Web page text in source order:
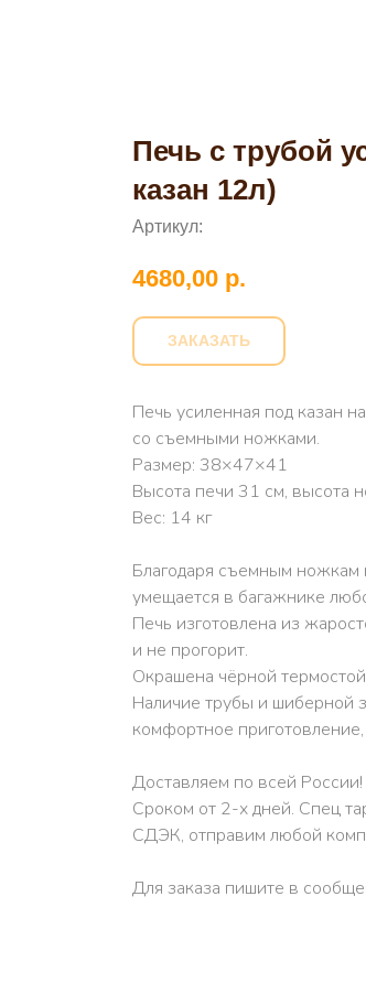
Печь с трубой
казан 12л)
Артикул:
4680,00 р.
ЗАКАЗАТЬ
Печь усиленная под казан
со съемными ножками.
Размер: 38×47×41
Высота печи 31 см, высота
Вес: 14 кг
Благодаря съемным ножкам
умещается в багажнике
Печь изготовлена из
и не прогорит.
Окрашена чёрной
Наличие трубы и шиберной
комфортное
Доставляем по всей
Сроком от 2-х дней. Спец
СДЭК, отправим любой
Для заказа пишите в